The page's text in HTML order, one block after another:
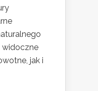
widoczne
jak i